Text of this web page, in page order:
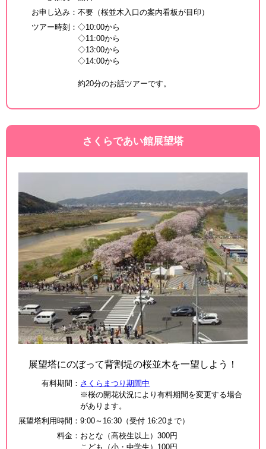
お申し込み ：不要（桜並木入口の案内看板が目印）
ツアー時刻 ：◇10:00から
◇11:00から
◇13:00から
◇14:00から
約20分のお話ツアーです。
さくらであい館展望塔
展望塔にのぼって背割堤の桜並木を一望しよう！
有料期間 ： さくらまつり期間中
※桜の開花状況により有料期間を変更する場合
があります。
展望塔利用時間 ：9:00～16:30（受付 16:20まで）
料金 ： おとな（高校生以上）300円
こども（小・中学生）100円